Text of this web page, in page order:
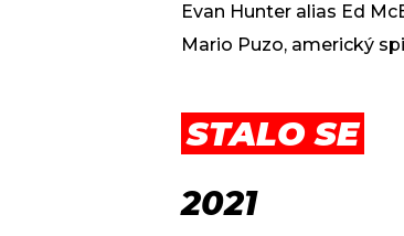
Evan Hunter alias Ed
Mario Puzo, americký
STALO SE
2021